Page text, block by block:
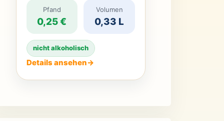
High Fibre Drink Schoko ist
ein gekühltes Getränk auf
Schokoladengeschmack mit
einem erhöhten
Die handliche 330-ml-
Pfand
0,25 €
Volumen
0,33 L
nicht alkoholisch
Details ansehen→